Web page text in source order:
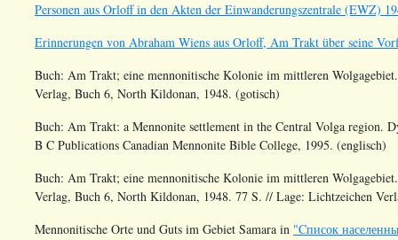
Personen aus Orloff in den Akten der Einwanderungszentrale (EWZ)
Erinnerungen von Abraham Wiens aus Orloff, Am Trakt über seine
Buch: Am Trakt; eine mennonitische Kolonie im mittleren
Verlag, Buch 6, North Kildonan, 1948. (gotisch)
Buch: Am Trakt: a Mennonite settlement in the Central Volga region.
B C Publications Canadian Mennonite Bible College, 1995. (englisch)
Buch: Am Trakt; eine mennonitische Kolonie im mittleren
Verlag, Buch 6, North Kildonan, 1948. 77 S. // Lage: Lichtzeichen
Mennonitische Orte und Guts im Gebiet Samara in "Cписок